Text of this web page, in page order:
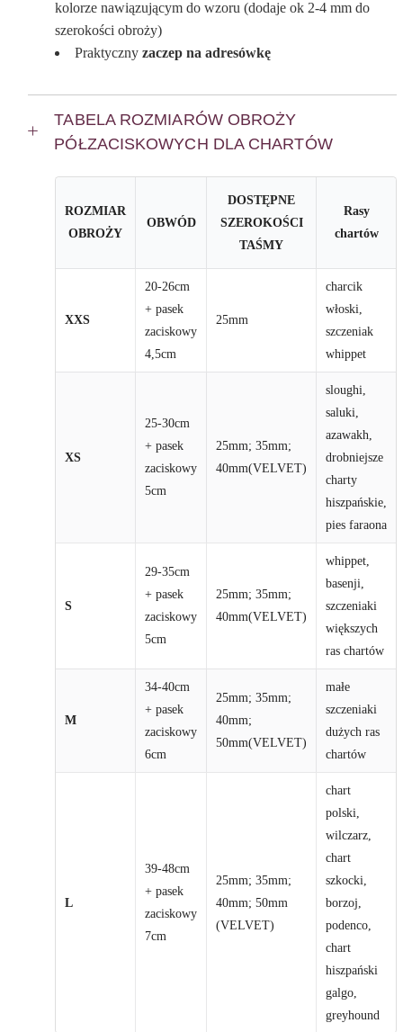
kolorze nawiązującym do wzoru (dodaje ok 2-4 mm do
szerokości obroży)
Praktyczny zaczep na adresówkę
TABELA ROZMIARÓW OBROŻY
PÓŁZACISKOWYCH DLA CHARTÓW
ROZMIAR
OBROŻY
OBWÓD
DOSTĘPNE
SZEROKOŚCI
TAŚMY
Rasy
chartów
XXS
20-26cm
+ pasek
zaciskowy
4,5cm
25mm
charcik
włoski,
szczeniak
whippet
XS
25-30cm
+ pasek
zaciskowy
5cm
25mm; 35mm;
40mm(VELVET)
sloughi,
saluki,
azawakh,
drobniejsze
charty
hiszpańskie,
pies faraona
S
29-35cm
+ pasek
zaciskowy
5cm
25mm; 35mm;
40mm(VELVET)
whippet,
basenji,
szczeniaki
większych
ras chartów
M
34-40cm
+ pasek
zaciskowy
6cm
25mm; 35mm;
40mm;
50mm(VELVET)
małe
szczeniaki
dużych ras
chartów
L
39-48cm
+ pasek
zaciskowy
7cm
25mm; 35mm;
40mm; 50mm
(VELVET)
chart
polski,
wilczarz,
chart
szkocki,
borzoj,
podenco,
chart
hiszpański
galgo,
greyhound